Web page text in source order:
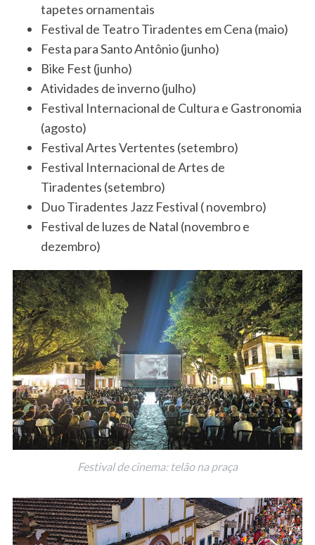
tapetes ornamentais
Festival de Teatro Tiradentes em Cena (maio)
Festa para Santo Antônio (junho)
Bike Fest (junho)
Atividades de inverno (julho)
Festival Internacional de Cultura e Gastronomia
(agosto)
Festival Artes Vertentes (setembro)
Festival Internacional de Artes de
Tiradentes (setembro)
Duo Tiradentes Jazz Festival ( novembro)
Festival de luzes de Natal (novembro e
dezembro)
Festival de cinema: telão na praça
e
a
r
c
f
o
r
: